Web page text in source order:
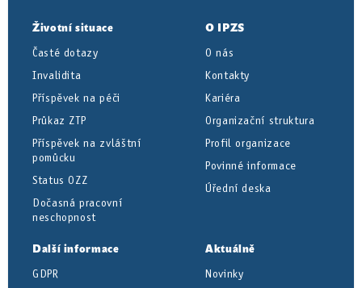
Životní situace
Časté dotazy
Invalidita
Příspěvek na péči
Průkaz ZTP
Příspěvek na zvláštní
pomůcku
Status OZZ
Dočasná pracovní
neschopnost
O IPZS
O nás
Kontakty
Kariéra
Organizační struktura
Profil organizace
Povinné informace
Úřední deska
Další informace
GDPR
Aktuálně
Novinky